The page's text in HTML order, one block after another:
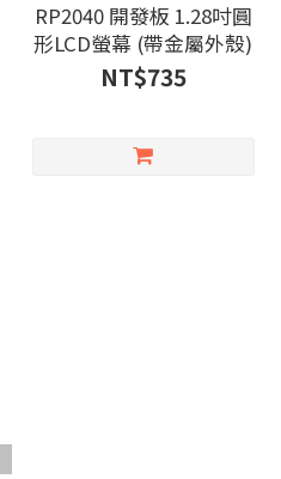
RP2040 開發板 1.28吋圓
形LCD螢幕 (帶金屬外殼)
NT$735